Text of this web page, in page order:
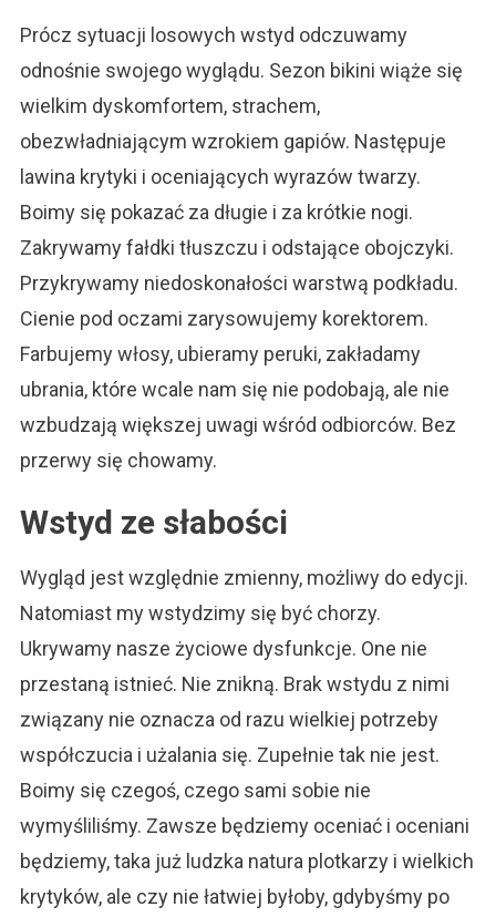
Prócz sytuacji losowych wstyd odczuwamy
odnośnie swojego wyglądu. Sezon bikini wiąże się
wielkim dyskomfortem, strachem,
obezwładniającym wzrokiem gapiów. Następuje
lawina krytyki i oceniających wyrazów twarzy.
Boimy się pokazać za długie i za krótkie nogi.
Zakrywamy fałdki tłuszczu i odstające obojczyki.
Przykrywamy niedoskonałości warstwą podkładu.
Cienie pod oczami zarysowujemy korektorem.
Farbujemy włosy, ubieramy peruki, zakładamy
ubrania, które wcale nam się nie podobają, ale nie
wzbudzają większej uwagi wśród odbiorców. Bez
przerwy się chowamy.
Wstyd ze słabości
Wygląd jest względnie zmienny, możliwy do edycji.
Natomiast my wstydzimy się być chorzy.
Ukrywamy nasze życiowe dysfunkcje. One nie
przestaną istnieć. Nie znikną. Brak wstydu z nimi
związany nie oznacza od razu wielkiej potrzeby
współczucia i użalania się. Zupełnie tak nie jest.
Boimy się czegoś, czego sami sobie nie
wymyśliliśmy. Zawsze będziemy oceniać i oceniani
będziemy, taka już ludzka natura plotkarzy i wielkich
krytyków, ale czy nie łatwiej byłoby, gdybyśmy po